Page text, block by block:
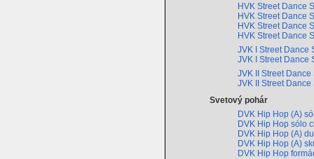
HVK Street Dance
HVK Street Dance
HVK Street Dance
HVK Street Dance
JVK I Street
JVK I Street Dance
JVK II Street
JVK II Street
Svetový pohár
DVK Hip Hop (A)
DVK Hip Hop sólo
DVK Hip Hop (A)
DVK Hip Hop (A)
DVK Hip Hop